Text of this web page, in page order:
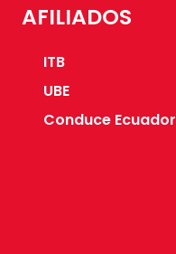
AFILIADOS
ITB
UBE
Conduce Ecuador